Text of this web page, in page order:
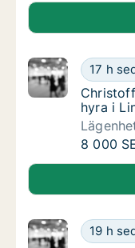
Naeem söker
17 h
hyra i
8 000
Christoffer
Jag19 h